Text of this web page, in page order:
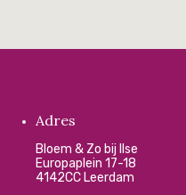
Adres
Bloem & Zo bij Ilse
Europaplein 17-18
4142CC Leerdam